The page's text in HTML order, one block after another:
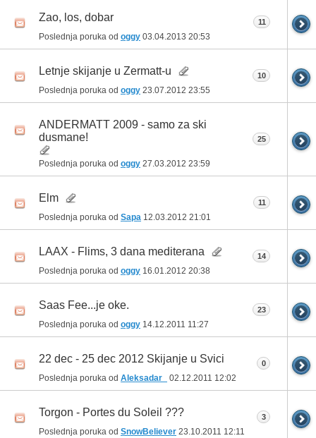
Zao, los, dobar
Poslednja poruka od oggy 03.04.2013 20:53
11
Letnje skijanje u Zermatt-u
Poslednja poruka od oggy 23.07.2012 23:55
10
ANDERMATT 2009 - samo za ski
dusmane!
Poslednja poruka od oggy 27.03.2012 23:59
25
Elm
Poslednja poruka od Sapa 12.03.2012 21:01
11
LAAX - Flims, 3 dana mediterana
Poslednja poruka od oggy 16.01.2012 20:38
14
Saas Fee...je oke.
Poslednja poruka od oggy 14.12.2011 11:27
23
22 dec - 25 dec 2012 Skijanje u Svici
Poslednja poruka od Aleksadar_ 02.12.2011 12:02
0
Torgon - Portes du Soleil ???
Poslednja poruka od SnowBeliever 23.10.2011 12:11
3